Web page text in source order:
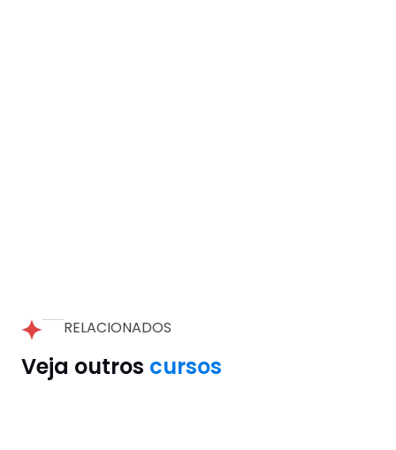
RELACIONADOS
Veja outros cursos